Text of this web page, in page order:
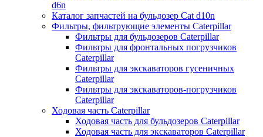
d6n
Каталог запчастей на бульдозер Сat d10n
Фильтры, фильтрующие элементы Caterpillar
Фильтры для бульдозеров Caterpillar
Фильтры для фронтальных погрузчиков
Caterpillar
Фильтры для экскаваторов гусеничных
Caterpillar
Фильтры для экскаваторов-погрузчиков
Caterpillar
Ходовая часть Caterpillar
Ходовая часть для бульдозеров Caterpillar
Ходовая часть для экскаваторов Caterpillar